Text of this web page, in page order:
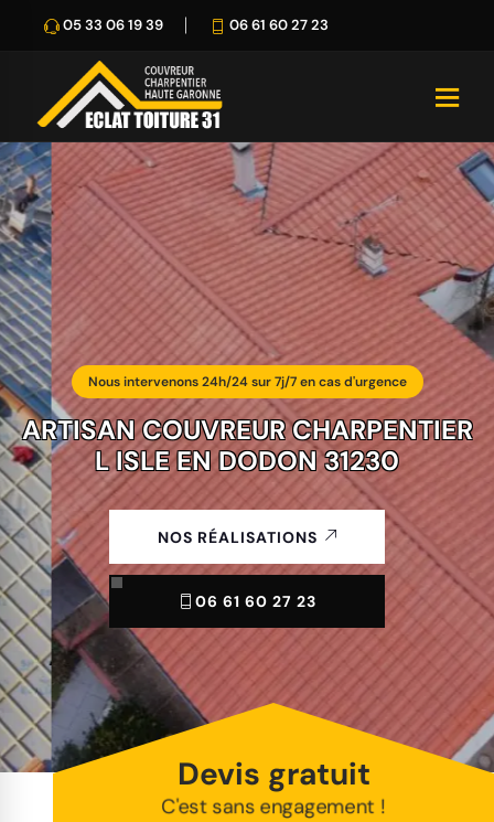
05 33 06 19 39 06 61 60 27 23
Nous intervenons 24h/24 sur 7j/7 en cas d'urgence
ARTISAN COUVREUR CHARPENTIER
L ISLE EN DODON 31230
NOS RÉALISATIONS
06 61 60 27 23
Devis gratuit
C'est sans engagement !